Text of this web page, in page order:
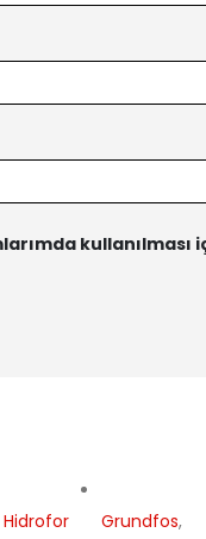
Hidrofor
Grundfos,